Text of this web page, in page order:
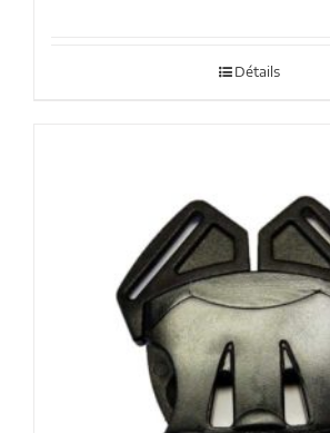
Détails